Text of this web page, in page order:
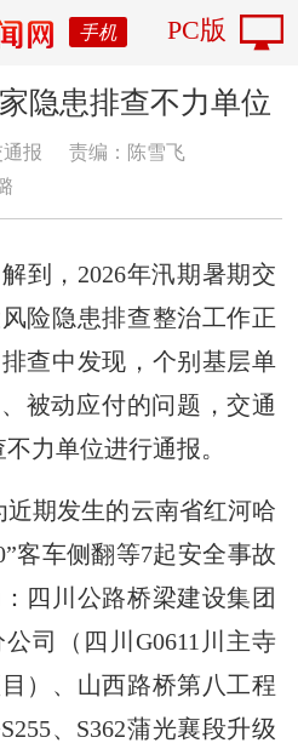
手机 PC版
隐患排查不力单位
报
责编：陈雪飞
到，2026年汛期暑期交
险隐患排查整治工作正
查中发现，个别基层单
被动应付的问题，交通
力单位进行通报。
期发生的云南省红河哈
客车侧翻等7起安全事故
四川公路桥梁建设集团
司（四川G0611川主寺
）、山西路桥第八工程
、S362蒲光襄段升级